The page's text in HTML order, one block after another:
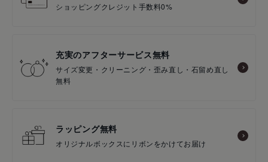
ショッピングクレジット手数料0%
充実のアフターサービス無料
サイズ変更・クリーニング・歪み直し・石留め直し
無料
ラッピング無料
オリジナルボックスにリボンをかけてお届け